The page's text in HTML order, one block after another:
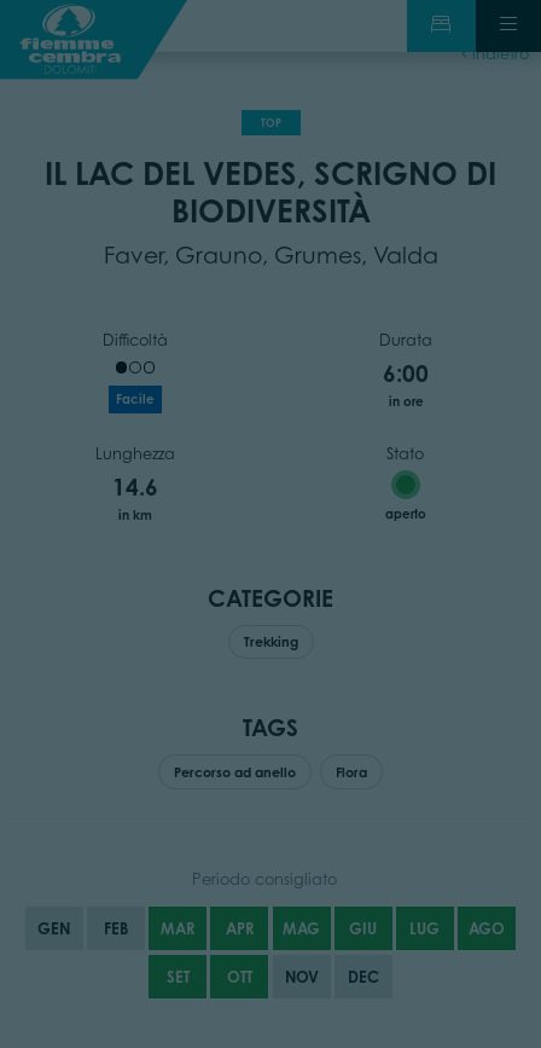
indietro
TOP
IL LAC DEL VEDES, SCRIGNO DI
BIODIVERSITÀ
Faver, Grauno, Grumes, Valda
Difficoltà
Facile
Durata
6:00
in ore
Lunghezza
14.6
in km
Stato
aperto
CATEGORIE
Trekking
TAGS
Percorso ad anello Flora
Periodo consigliato
GEN FEB MAR APR MAG GIU LUG AGO
SET OTT NOV DEC